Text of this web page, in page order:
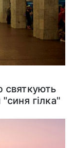
святкують
гілка"